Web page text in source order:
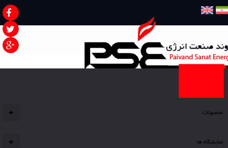
+ محصولات
+ نمایشگاه ها